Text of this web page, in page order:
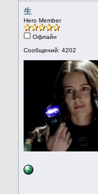
生
Hero Member
Офлайн
Сообщений: 4202